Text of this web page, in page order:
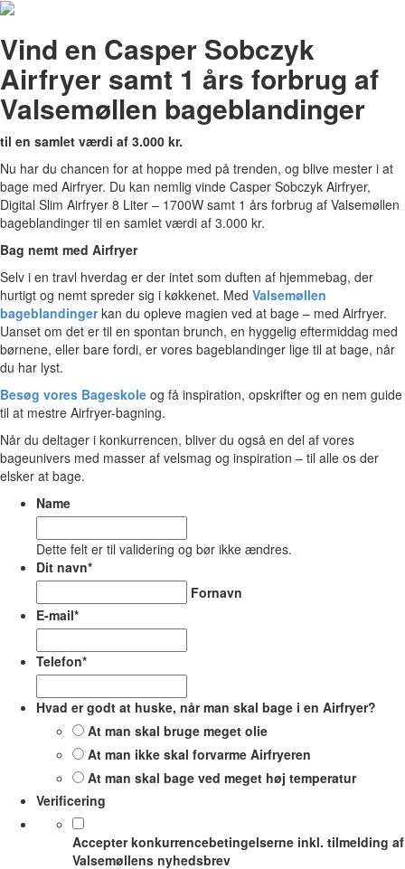
Vind en Casper Sobczyk
Airfryer samt 1 års forbrug af
Valsemøllen bageblandinger
til en samlet værdi af 3.000 kr.
Nu har du chancen for at hoppe med på trenden, og blive mester i at
bage med Airfryer. Du kan nemlig vinde Casper Sobczyk Airfryer,
Digital Slim Airfryer 8 Liter – 1700W samt 1 års forbrug af Valsemøllen
bageblandinger til en samlet værdi af 3.000 kr.
Bag nemt med Airfryer
Selv i en travl hverdag er der intet som duften af hjemmebag, der
hurtigt og nemt spreder sig i køkkenet. Med Valsemøllen
bageblandingerkan du opleve magien ved at bage – med Airfryer.
Uanset om det er til en spontan brunch, en hyggelig eftermiddag med
børnene, eller bare fordi, er vores bageblandinger lige til at bage, når
du har lyst.
Besøg vores Bageskole og få inspiration, opskrifter og en nem guide
til at mestre Airfryer-bagning.
Når du deltager i konkurrencen, bliver du også en del af vores
bageunivers med masser af velsmag og inspiration – til alle os der
elsker at bage.
Name
Dette felt er til validering og bør ikke ændres.
Dit navn*
Fornavn
E-mail*
Telefon*
Hvad er godt at huske, når man skal bage i en Airfryer?
At man skal bruge meget olie
At man ikke skal forvarme Airfryeren
At man skal bage ved meget høj temperatur
Verificering
Accepter konkurrencebetingelserne inkl. tilmelding af
Valsemøllens nyhedsbrev